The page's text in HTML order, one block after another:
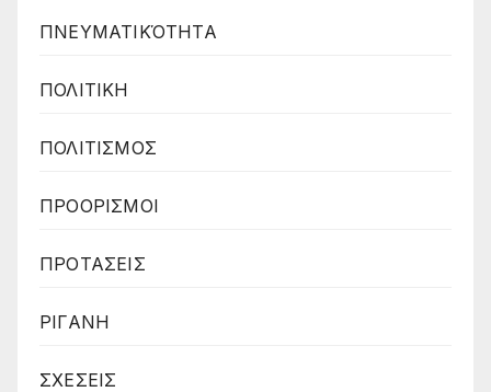
ΠΝΕΥΜΑΤΙΚΌΤΗΤΑ
ΠΟΛΙΤΙΚΗ
ΠΟΛΙΤΙΣΜΟΣ
ΠΡΟΟΡΙΣΜΟΙ
ΠΡΟΤΑΣΕΙΣ
ΡΙΓΑΝΗ
ΣΧΕΣΕΙΣ